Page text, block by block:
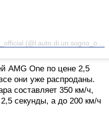
A post shared by L' auto di un sogno_official (@l.auto.di.un.sogno_official)
AMG One по цене 2,5
они уже распроданы.
составляет 350 км/ч,
секунды, а до 200 км/ч